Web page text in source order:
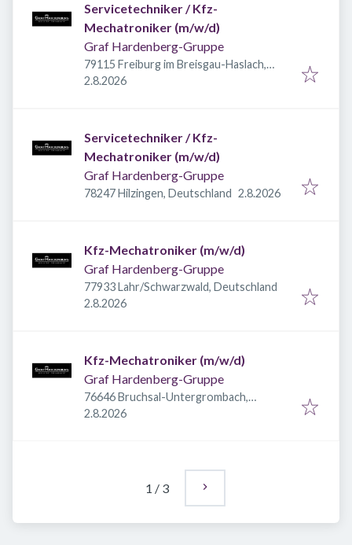
Servicetechniker / Kfz-
Mechatroniker (m/w/d)
Graf Hardenberg-Gruppe
79115 Freiburg im Breisgau-Haslach,
Deutschland
Veröffentlicht
2.8.2026
Servicetechniker / Kfz-
Mechatroniker (m/w/d)
Graf Hardenberg-Gruppe
78247 Hilzingen, Deutschland Veröffentlicht:
2.8.2026
Kfz-Mechatroniker (m/w/d)
Graf Hardenberg-Gruppe
77933 Lahr/Schwarzwald, Deutschland
Veröffentlicht
2.8.2026
Kfz-Mechatroniker (m/w/d)
Graf Hardenberg-Gruppe
76646 Bruchsal-Untergrombach,
Deutschland
Veröffentlicht
2.8.2026
1 / 3